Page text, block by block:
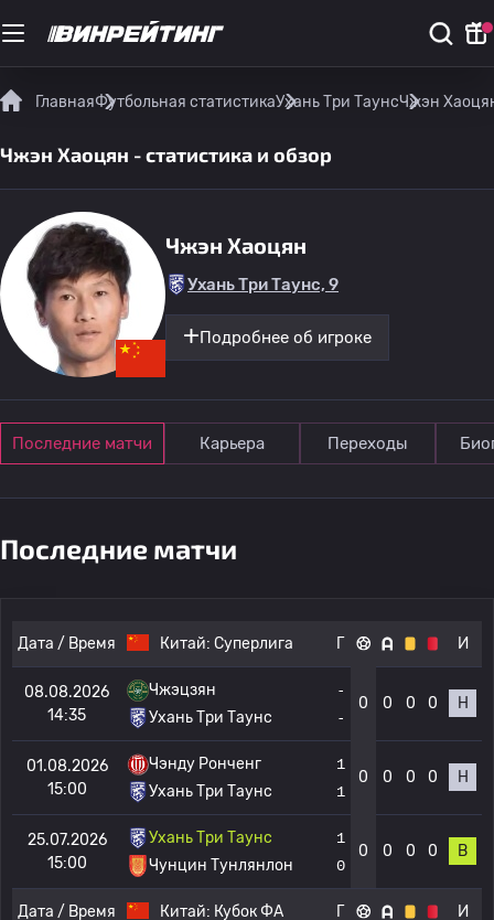
ГлавнаяФутбольная статистикаУхань Три ТаунсЧжэн
Чжэн Хаоцян - статистика и обзор
Чжэн Хаоцян
Ухань Три Таунс, 9
Подробнее об игроке
Последние матчи Карьера Переходы
Последние матчи
Дата / Время Китай: Суперлига Г И
08.08.2026
14:35
Чжэцзян
Ухань Три Таунс
-
-
0 0 0 0 Н
01.08.2026
15:00
Чэнду Ронченг
Ухань Три Таунс
1
1
0 0 0 0 Н
25.07.2026
15:00
Ухань Три Таунс
Чунцин Тунлянлон
1
0
0 0 0 0 В
Дата / Время Китай: Кубок ФА Г И